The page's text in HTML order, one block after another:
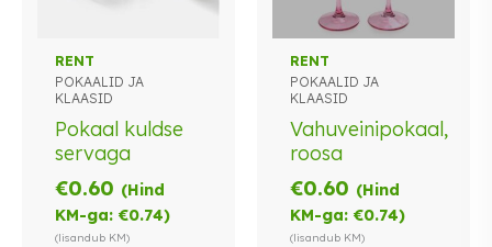
RENT
POKAALID JA
KLAASID
Pokaal kuldse
servaga
€0.60 (Hind
KM-ga:€0.74)
(lisandub KM)
RENT
POKAALID JA
KLAASID
Vahuveinipokaal,
roosa
€0.60 (Hind
KM-ga:€0.74)
(lisandub KM)